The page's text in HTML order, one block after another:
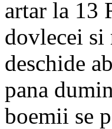
artar la 13
dovlecei
deschide
pana
boemii se